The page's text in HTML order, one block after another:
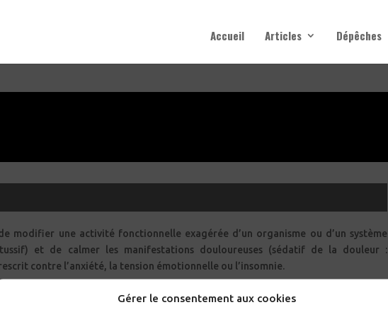
Gérer le consentement aux cookies
Accueil Articles Dépêches
modifier une activité fonctionnelle exagérée d’un organisme ou d’un système
(exemple : sédatif de la toux, antitussif) et de calmer les manifestations douloureuses (sédatif de la douleur :
contre l’anxiété, la tension émotionnelle ou l’insomnie.